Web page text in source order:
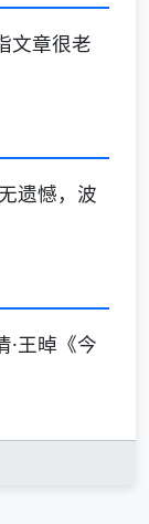
文章很老
遗憾，波
王晫《今